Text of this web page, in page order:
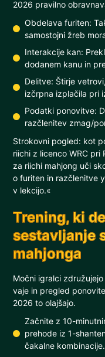
2026 pravilno
Obdelava furiten:
samostojni žreb
Interakcije kan:
dodanem kanu in
Delitve: Štirje
izčrpna izplačila pri
Podatki ponovitve:
razčlenitev zmag/
Strokovni pogled: kot
riichi z licenco WRC pri
za riichi mahjong uči
o furiten in razčlenitve
v lekcijo.«
Trening, ki
sestavljanje
mahjonga
Močni igralci
vaje in pregled
2026 to olajšajo.
Začnite z 10-
prehode iz 1-
čakalne kombinacije.